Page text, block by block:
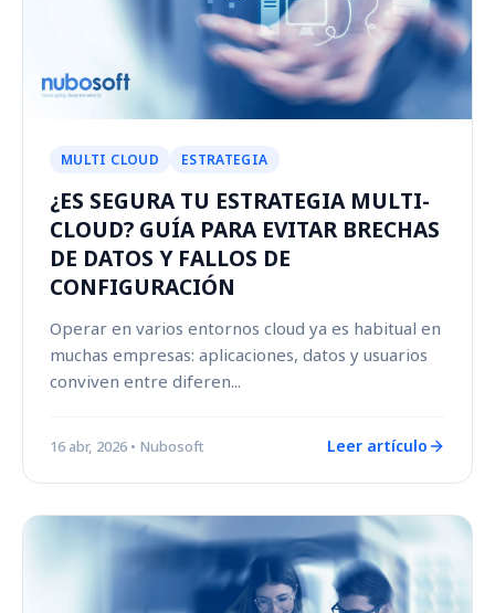
MULTI CLOUD ESTRATEGIA
¿ES SEGURA TU ESTRATEGIA MULTI-
CLOUD? GUÍA PARA EVITAR BRECHAS
DE DATOS Y FALLOS DE
CONFIGURACIÓN
Operar en varios entornos cloud ya es habitual en
muchas empresas: aplicaciones, datos y usuarios
conviven entre diferen...
16 abr, 2026 • Nubosoft Leer artículo